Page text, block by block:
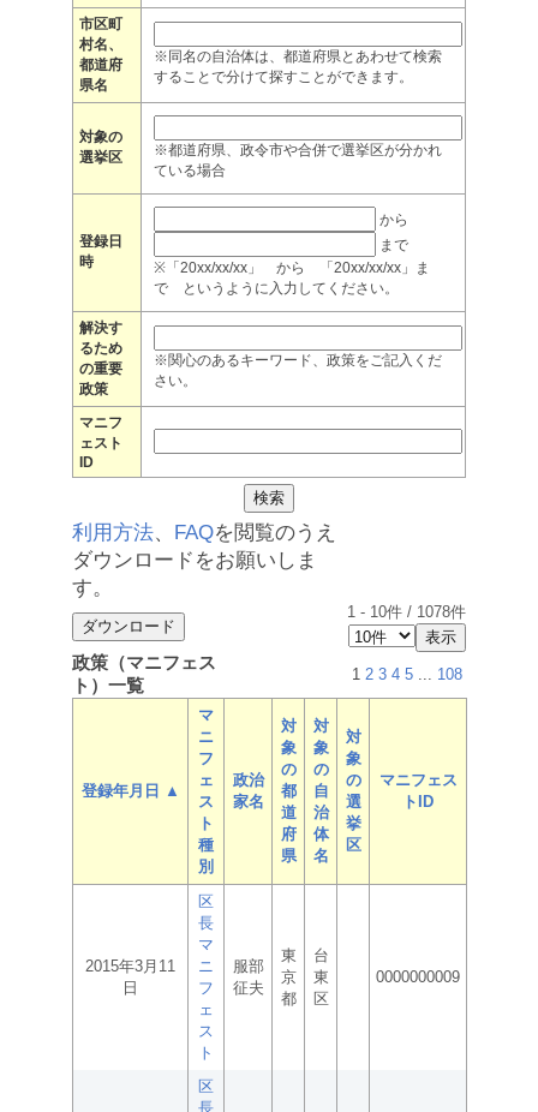
市区町
村名、
都道府
県名
※同名の自治体は、都道府県とあわせて検索
することで分けて探すことができます。
対象の
選挙区
※都道府県、政令市や合併で選挙区が分かれ
ている場合
登録日
時
から
まで
※「20xx/xx/xx」 から 「20xx/xx/xx」ま
で というように入力してください。
解決す
るため
の重要
政策
※関心のあるキーワード、政策をご記入くだ
さい。
マニフ
ェスト
ID
利用方法、 FAQを閲覧のうえ
ダウンロードをお願いしま
す。
1 - 10件 / 1078件
政策（マニフェス
ト）一覧
1 2 3 4 5 ... 108
登録年月日 ▲
マ
ニ
フ
ェ
ス
ト
種
別
政治
家名
対
象
の
都
道
府
県
対
象
の
自
治
体
名
対
象
の
選
挙
区
マニフェス
トID
2015年3月11
日
区
長
マ
ニ
フ
ェ
ス
ト
服部
征夫
東
京
都
台
東
区
0000000009
区
長